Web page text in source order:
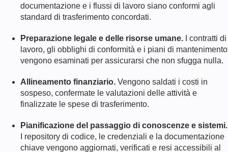
documentazione e i flussi di lavoro siano conformi agli
standard di trasferimento concordati.
Preparazione legale e delle risorse umane. I contratti di
lavoro, gli obblighi di conformità e i piani di mantenimento
vengono esaminati per assicurarsi che non sfugga nulla.
Allineamento finanziario. Vengono saldati i costi in
sospeso, confermate le valutazioni delle attività e
finalizzate le spese di trasferimento.
Pianificazione del passaggio di conoscenze e sistemi.
I repository di codice, le credenziali e la documentazione
chiave vengono aggiornati, verificati e resi accessibili al